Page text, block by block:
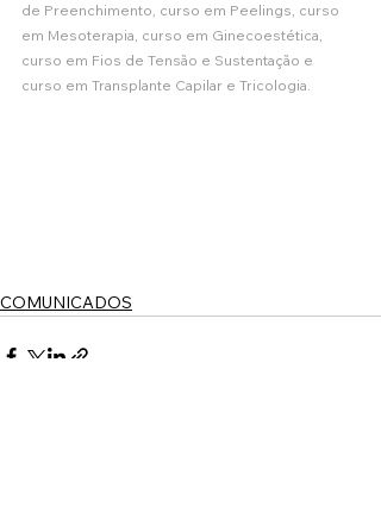
de Preenchimento, curso em Peelings, curso
em Mesoterapia, curso em Ginecoestética,
curso em Fios de Tensão e Sustentação e
curso em Transplante Capilar e Tricologia.
COMUNICADOS